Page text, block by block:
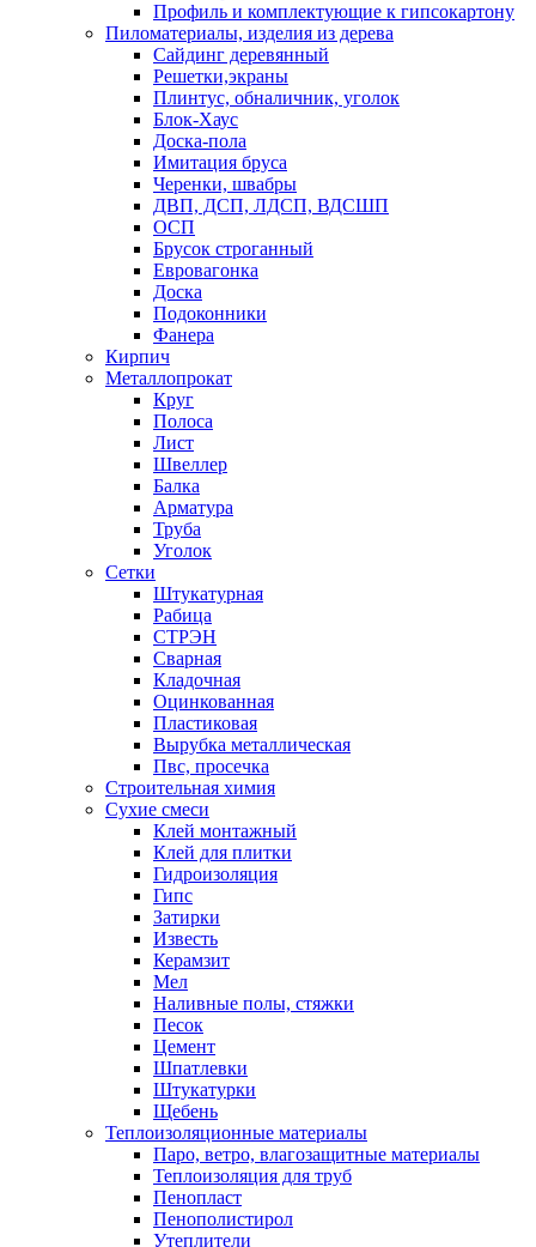
Профиль и комплектующие к гипсокартону
Пиломатериалы, изделия из дерева
Сайдинг деревянный
Решетки,экраны
Плинтус, обналичник, уголок
Блок-Хаус
Доска-пола
Имитация бруса
Черенки, швабры
ДВП, ДСП, ЛДСП, ВДСШП
ОСП
Брусок строганный
Евровагонка
Доска
Подоконники
Фанера
Кирпич
Металлопрокат
Круг
Полоса
Лист
Швеллер
Балка
Арматура
Труба
Уголок
Сетки
Штукатурная
Рабица
СТРЭН
Сварная
Кладочная
Оцинкованная
Пластиковая
Вырубка металлическая
Пвс, просечка
Строительная химия
Сухие смеси
Клей монтажный
Клей для плитки
Гидроизоляция
Гипс
Затирки
Известь
Керамзит
Мел
Наливные полы, стяжки
Песок
Цемент
Шпатлевки
Штукатурки
Щебень
Теплоизоляционные материалы
Паро, ветро, влагозащитные материалы
Теплоизоляция для труб
Пенопласт
Пенополистирол
Утеплители